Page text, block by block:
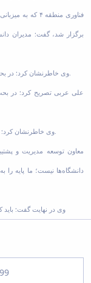
فناوری منطقه
برگزار شد، گفت: مدیران
وی خاطرنشان کرد: در بحث مالی بودجه ریزی براساس عملکرد، یک ‌بحث بسیار مهم است.
علی عربی تصریح کرد: در
وی خاطرنشان کرد: مسائل بودجه و مالی دغدغه همه دانشگاه‌ها و وزارت علوم است.
معاون توسعه مدیریت و
دانشگاه‌ها نیست؛ ما پایه
وی در نهایت گفت: باید